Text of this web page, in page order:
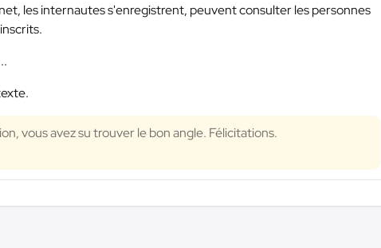
les internautes s'enregistrent, peuvent consulter les personnes
vous avez su trouver le bon angle. Félicitations.